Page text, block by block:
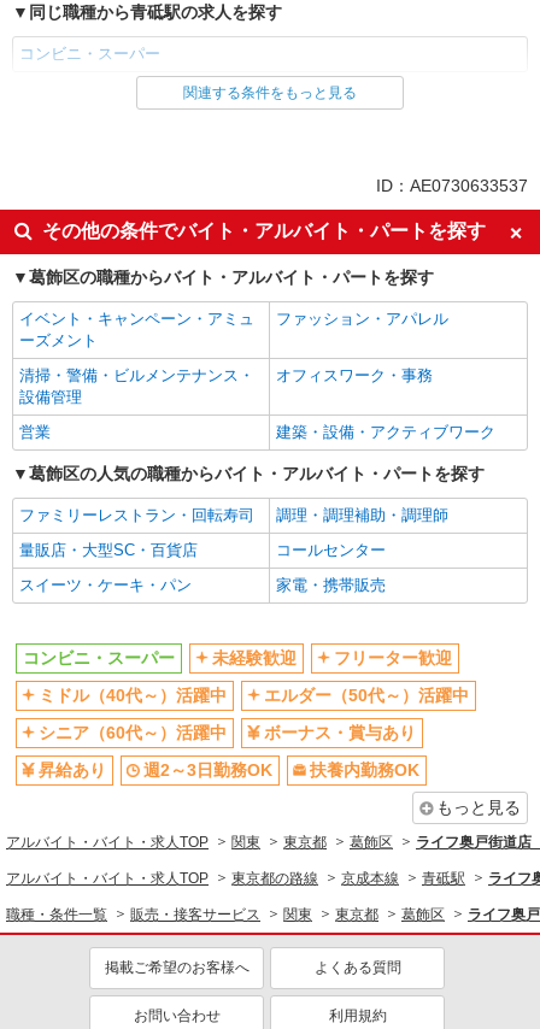
同じ職種から青砥駅の求人を探す
コンビニ・スーパー
同じ雇用形態から青砥駅の求人を探す
未経験歓迎
フリーター歓迎
ミドル（40代～）活躍中
エルダー（50代～）活躍中
シニア（60代～）活躍中
ボーナス・賞与あり
昇給あり
週2～3日勤務OK
扶養内勤務OK
交通費支給
同じ職種から求人を探す
販売・接客サービス
コンビニ・スーパー
同じ特徴から求人を探す
未経験歓迎
ミドル（40代～）活躍中
ボーナス・賞与あり
週2～3日勤務OK
関連する条件をもっと見る
ID：AE0730633537
その他の条件でバイト・アルバイト・パートを探す
葛飾区の職種からバイト・アルバイト・パートを探す
イベント・キャンペーン・アミュ
ーズメント
ファッション・アパレル
清掃・警備・ビルメンテナンス・
設備管理
オフィスワーク・事務
営業 建築・設備・アクティブワーク
葛飾区の人気の職種からバイト・アルバイト・パートを探す
ファミリーレストラン・回転寿司
調理・調理補助・調理師
量販店・大型SC・百貨店
コールセンター
スイーツ・ケーキ・パン
家電・携帯販売
コンビニ・スーパー 未経験歓迎
フリーター歓迎
ミドル（40代～）活躍中
エルダー（50代～）活躍中
シニア（60代～）活躍中
ボーナス・賞与あり
昇給あり
週2～3日勤務OK
扶養内勤務OK
もっと見る
アルバイト・バイト・求人TOP 関東 東京都 葛飾区 ライフ奥戸街道店
アルバイト・バイト・求人TOP 東京都の路線 京成本線 青砥駅 ライフ
職種・条件一覧 販売・接客サービス 関東 東京都 葛飾区 ライフ奥
掲載ご希望のお客様へ よくある質問
お問い合わせ 利用規約